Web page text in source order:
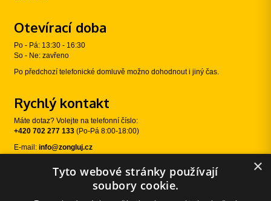
Otevírací doba
Po - Pá: 13:30 - 16:30
So - Ne: zavřeno
Po předchozí telefonické domluvě možno dohodnout i jiný čas.
Rychlý kontakt
Máte dotaz? Volejte na telefonní číslo:
+420 702 277 133 (Po-Pá 8:00-18:00)
E-mail: info@zongluj.cz
Sledujte nás
×
Tyto webové stránky používají
soubory cookie.